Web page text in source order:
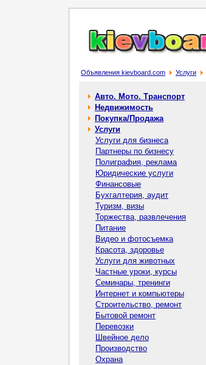
Объявления kievboard.com Услуги
Авто. Мото. Транспорт
Недвижимость
Покупка/Продажа
Услуги
Услуги для бизнеса
Партнеры по бизнесу
Полиграфия, реклама
Юридические услуги
Финансовые
Бухгалтерия, аудит
Туризм, визы
Торжества, развлечения
Питание
Видео и фотосъемка
Красота, здоровье
Услуги для животных
Частные уроки, курсы
Семинары, тренинги
Интернет и компьютеры
Строительство, ремонт
Бытовой ремонт
Перевозки
Швейное дело
Производство
Охрана